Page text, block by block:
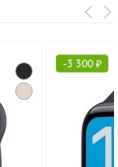
-3 300₽